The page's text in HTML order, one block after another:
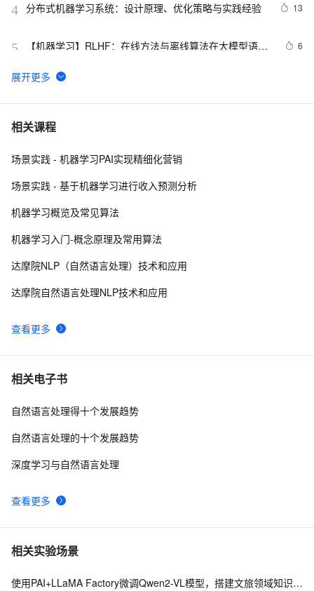
4 分布式机器学习系统：设计原理、优化策略与实践经验 13
5
【机器学习】RLHF：在线方法与离线算法在大模型语言
6
6 FFA 2021 专场解读 - 生产实践 / 机器学习
7 Hadoop与机器学习的融合：案例研究
8 使用机器学习技术进行时间序列缺失数据填充：基础方法
10【机器学习】特征筛选实例与代码详解
相关课程
查看更多
场景实践 - 机器学习PAI实现精细化营销
场景实践 - 基于机器学习进行收入预测分析
机器学习概览及常见算法
机器学习入门-概念原理及常用算法
达摩院NLP（自然语言处理）技术和应用
达摩院自然语言处理NLP技术和应用
相关电子书
查看更多
自然语言处理得十个发展趋势
自然语言处理的十个发展趋势
深度学习与自然语言处理
相关实验场景
使用PAI+LLaMA Factory微调Qwen2-VL模型，搭建文旅领域知识问答机器人